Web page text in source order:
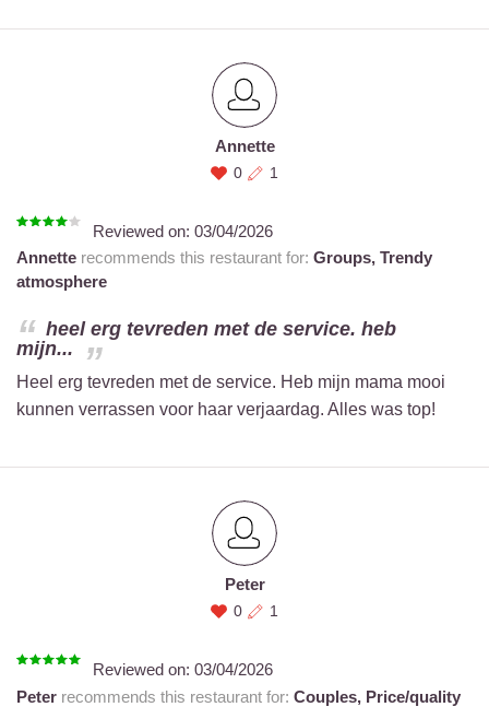
Annette
0 1
Reviewed on: 03/04/2026
Annette recommends this restaurant for: Groups, Trendy
atmosphere
heel erg tevreden met de service. heb
mijn...
Heel erg tevreden met de service. Heb mijn mama mooi
kunnen verrassen voor haar verjaardag. Alles was top!
Peter
0 1
Reviewed on: 03/04/2026
Peter recommends this restaurant for: Couples, Price/quality